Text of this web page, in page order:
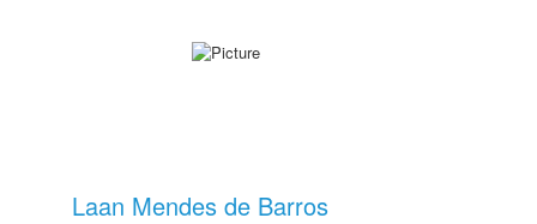
Laan Mendes de Barros